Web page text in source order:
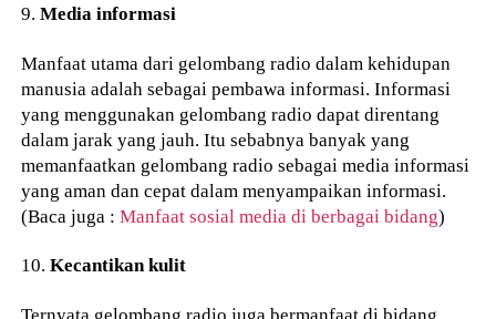
9.Media informasi
Manfaat utama dari gelombang radio dalam kehidupan
manusia adalah sebagai pembawa informasi. Informasi
yang menggunakan gelombang radio dapat direntang
dalam jarak yang jauh. Itu sebabnya banyak yang
memanfaatkan gelombang radio sebagai media informasi
yang aman dan cepat dalam menyampaikan informasi.
(Baca juga :Manfaat sosial media di berbagai bidang)
10. Kecantikan kulit